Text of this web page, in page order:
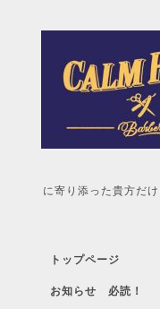
カーム
自分だ
に寄り添った貴方だ
トップページ
お知らせ 必読！